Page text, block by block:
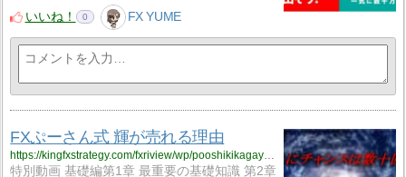
いいね！
0 FX YUME
FXぷーさん式 輝が売れる理由
https://kingfxstrategy.com/fxriview/wp/pooshikikagayaki/
特別動画 基礎編第1章 最重要の基礎知識 第2章